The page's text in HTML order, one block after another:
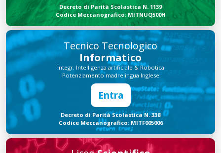
Decreto di Parità Scolastica N. 1139
Codice Meccanografico: MITNUQ500H
Tecnico Tecnologico
Informatico
Integr. Intelligenza artificiale & Robotica
Potenziamento madrelingua Inglese
Entra
Decreto di Parità Scolastica N. 338
Codice Meccanografico: MITF005006